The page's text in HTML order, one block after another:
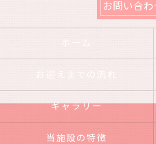
お問い合
ホーム
お迎えまでの流れ
ギャラリー
当施設の特徴